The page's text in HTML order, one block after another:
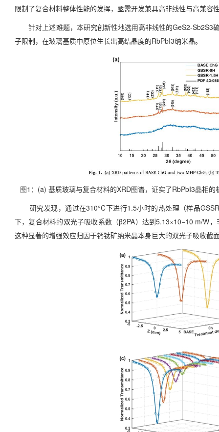
限制了复合材料整体性能的发挥，亟需开发兼具高非线性与高兼容
针对上述难题，本研究创新性地选用高非线性的GeS2-Sb2S3
子限制，在玻璃基质中原位生长出高结晶度的RbPbI3纳米晶。
图1：(a) 基质玻璃与复合材料的XRD图谱，证实了RbPbI3晶相
研究发现，通过在310°C下进行1.5小时的热处理（样品
下，复合材料的双光子吸收系数（β2PA）达到5.13×10−10 m/W
这种显著的增强效应归因于钙钛矿纳米晶本身巨大的双光子吸收截